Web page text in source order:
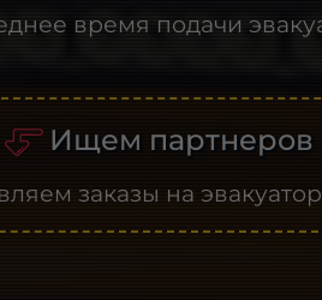
время подачи
Ищем партнеров
заказы на эвакуатор